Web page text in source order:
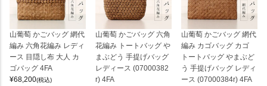
山葡萄 かごバッグ 網代
編み 六角花編み レディ
ース 目隠し布 大人 カ
ゴバッグ 4FA
¥68,200(税込)
山葡萄 かごバッグ 六角
花編み トートバッグ や
まぶどう 手提げバッグ
レディース (07000382
r) 4FA
山葡萄 かごバッグ 網代
編み カゴバッグ カゴ
トートバッグ やまぶど
う 手提げバッグ レディ
ース (07000384r) 4FA